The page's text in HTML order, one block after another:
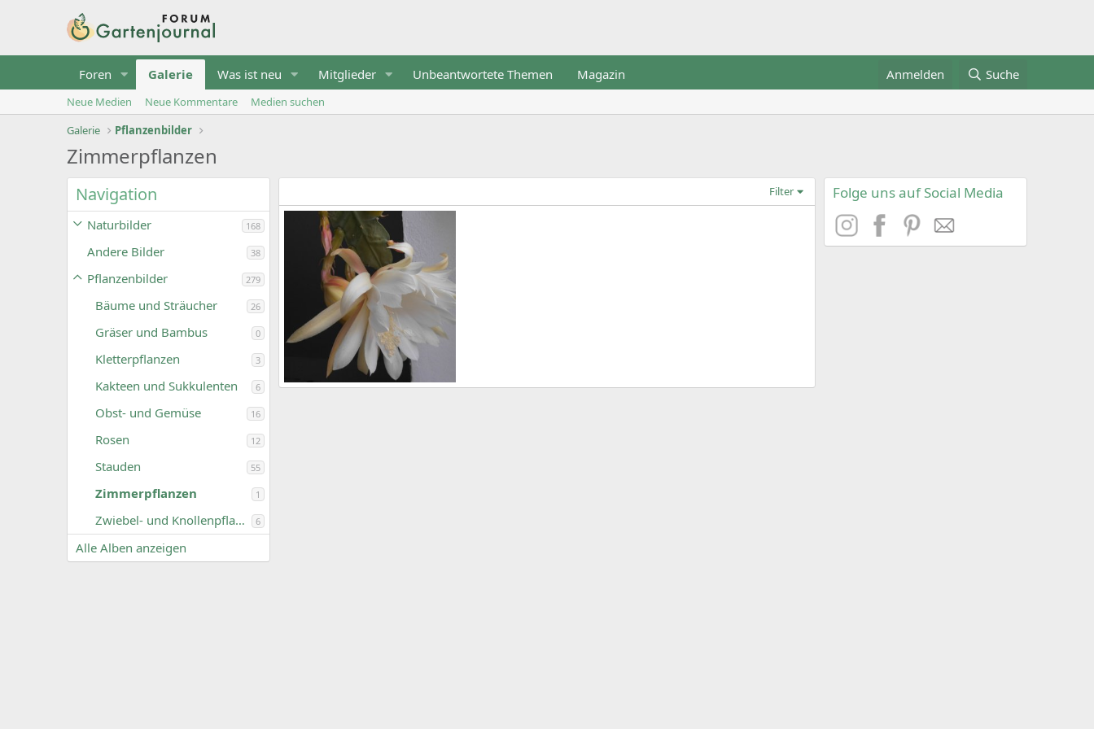
Foren Galerie Was ist neu Mitglieder Unbeantwortete Themen Magazin Anmelden Suche
Neue Medien Neue Kommentare
Medien suchen
Galerie
Pflanzenbilder
Zimmerpflanzen
Navigation
Naturbilder 168
Andere Bilder 38
Pflanzenbilder 279
Bäume und Sträucher 26
Gräser und Bambus 0
Kletterpflanzen 3
Kakteen und Sukkulenten 6
Obst- und Gemüse 16
Rosen 12
Stauden 55
Zimmerpflanzen 1
Zwiebel- und Knollenpflanzen 6
Alle Alben anzeigen
Filter
Blattkaktus.JPG
Folge uns auf Social Media